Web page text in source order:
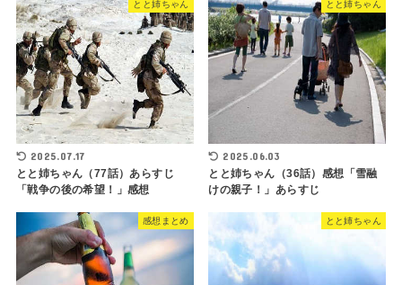
とと姉ちゃん
2025.07.17
とと姉ちゃん（77話）あらすじ
「戦争の後の希望！」感想
とと姉ちゃん
2025.06.03
とと姉ちゃん（36話）感想「雪融
けの親子！」あらすじ
感想まとめ とと姉ちゃん